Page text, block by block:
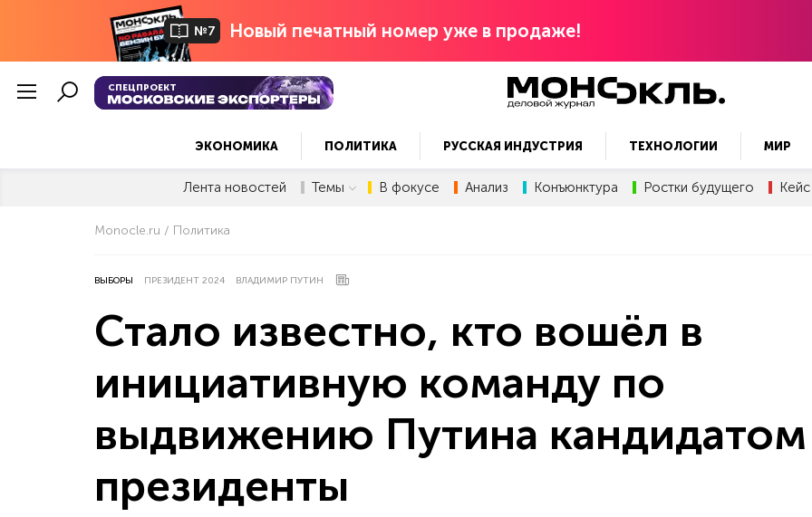
№7 Новый печатный номер уже в продаже!
СПЕЦПРОЕКТ
ЭКОНОМИКА ПОЛИТИКА РУССКАЯ ИНДУСТРИЯ ТЕХНОЛОГИИ МИР
Лента новостей Темы В фокусе Анализ Конъюнктура Ростки будущего Кейс
Monocle.ru Политика
ВЫБОРЫ ПРЕЗИДЕНТ 2024 ВЛАДИМИР ПУТИН
Стало известно, кто вошёл в
инициативную команду по
выдвижению Путина
президенты